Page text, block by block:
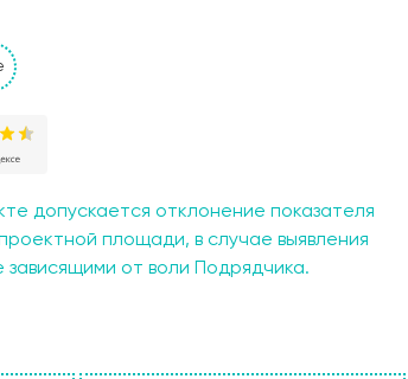
семейных обедов, и кухня для
для родителей и детей или гостей.
раковина. Выдающаяся
семей, ищущих уютное и
Луч – не просто дом. Это
Крепость вашего комфорта
допускается отклонение показателя
площади, в случае выявления
от воли Подрядчика.